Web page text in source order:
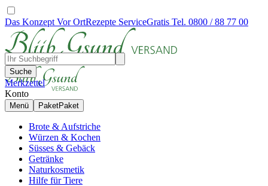
Das Konzept Vor OrtRezepte ServiceGratis Tel. 0800 / 88 77 00
Suche
Merkzettel
Konto
Menü PaketPaket
Brote & Aufstriche
Würzen & Kochen
Süsses & Gebäck
Getränke
Naturkosmetik
Hilfe für Tiere